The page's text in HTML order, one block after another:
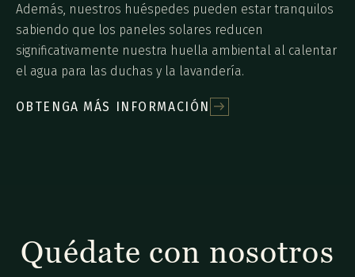
Además, nuestros huéspedes pueden estar tranquilos
sabiendo que los paneles solares reducen
significativamente nuestra huella ambiental al calentar
el agua para las duchas y la lavandería.
OBTENGA MÁS INFORMACIÓN
Quédate con nosotros